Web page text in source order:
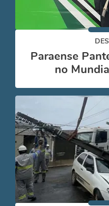
Paraense
no